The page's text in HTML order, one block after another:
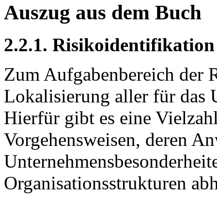
Auszug aus dem Buch
2.2.1. Risikoidentifikation
Zum Aufgabenbereich
Lokalisierung aller für das
Hierfür gibt es eine
Vorgehensweisen, deren
Organisationsstrukturen